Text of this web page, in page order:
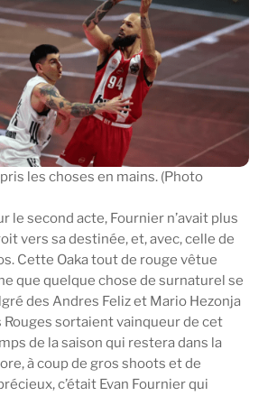
les choses en mains. (Photo
le second acte, Fournier n’avait plus
vers sa destinée, et, avec, celle de
Cette Oaka tout de rouge vêtue
que quelque chose de surnaturel se
des Andres Feliz et Mario Hezonja
sortaient vainqueur de cet
de la saison qui restera dans la
à coup de gros shoots et de
c’était Evan Fournier qui